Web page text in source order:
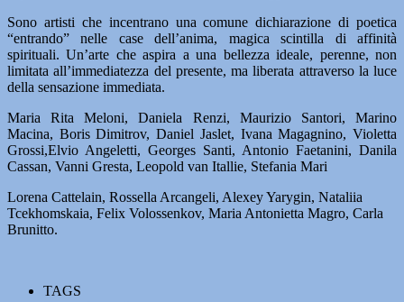
Sono artisti che incentrano una comune dichiarazione di poetica
“entrando” nelle case dell’anima, magica scintilla di affinità
spirituali. Un’arte che aspira a una bellezza ideale, perenne, non
limitata all’immediatezza del presente, ma liberata attraverso la luce
della sensazione immediata.
Maria Rita Meloni, Daniela Renzi, Maurizio Santori, Marino
Macina, Boris Dimitrov, Daniel Jaslet, Ivana Magagnino, Violetta
Grossi,Elvio Angeletti, Georges Santi, Antonio Faetanini, Danila
Cassan, Vanni Gresta, Leopold van Itallie, Stefania Mari
Lorena Cattelain, Rossella Arcangeli, Alexey Yarygin, Nataliia
Tcekhomskaia, Felix Volossenkov, Maria Antonietta Magro, Carla
Brunitto.
TAGS